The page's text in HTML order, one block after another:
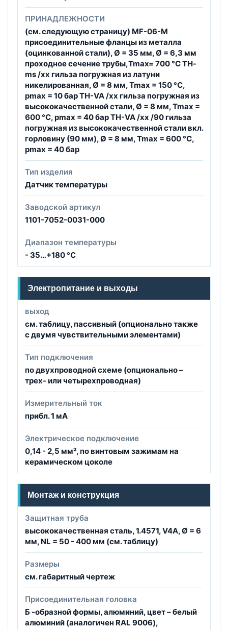
ПРИНАДЛЕЖНОСТИ
(см. следующую страницу) MF-06-M
присоединительные фланцы из металла
(оцинкованной стали), Ø = 35 мм, Ø = 6,3 мм
проходное сечение трубы,Tmax= 700 °C TH-
ms /xx гильза погружная из латуни
никелированная, Ø = 8 мм, Tmax = 150 °C,
pmax = 10 бар TH-VA /xx гильза погружная из
высококачественной стали, Ø = 8 мм, Tmax =
600 °C, pmax = 40 бар TH-VA /xx /90 гильза
погружная из высококачественной стали вкл.
горловину (90 мм), Ø = 8 мм, Tmax = 600 °C,
pmax = 40 бар
Тип изделия
Датчик температуры
Заводской артикул
1101-7052-0031-000
Диапазон температуры
- 35…+180 °C
Электропитание и выходы
выход
см. таблицу, пассивный (опционально также
с двумя чувствительными элементами)
Тип подключения
по двухпроводной схеме (опционально –
трех- или четырехпроводная)
Измерительный ток
прибл. 1 мА
Электрическое подключение
0,14 - 2,5 мм², по винтовым зажимам на
керамическом цоколе
Монтаж и конструкция
Защитная труба
высококачественная сталь, 1.4571, V4A, Ø = 6
мм, NL = 50 - 400 мм (см. таблицу)
Размеры
см. габаритный чертеж
Присоединительная головка
Б -образной формы, алюминий, цвет – белый
алюминий (аналогичен RAL 9006),